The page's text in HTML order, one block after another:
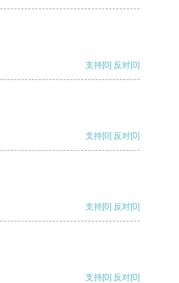
支持[0] 反对[0]
支持[0] 反对[0]
支持[0] 反对[0]
支持[0] 反对[0]